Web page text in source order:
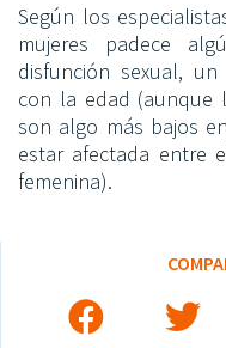
Según los
mujeres padece
disfunción sexual,
con la edad (aunque
son algo más bajos
estar afectada entre
femenina).